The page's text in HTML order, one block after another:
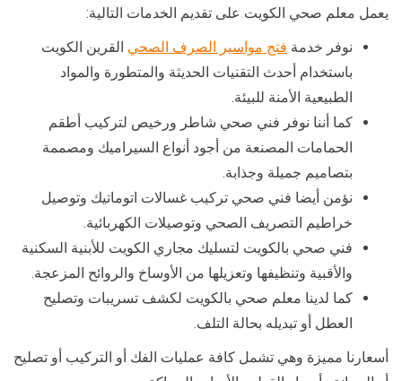
يعمل معلم صحي الكويت على تقديم الخدمات التالية:
نوفر خدمة فتح مواسير الصرف الصحي القرين الكويت
باستخدام أحدث التقنيات الحديثة والمتطورة والمواد
الطبيعية الأمنة للبيئة.
كما أننا نوفر فني صحي شاطر ورخيص لتركيب أطقم
الحمامات المصنعة من أجود أنواع السيراميك ومصممة
بتصاميم جميلة وجذابة.
نؤمن أيضا فني صحي تركيب غسالات اتوماتيك وتوصيل
خراطيم التصريف الصحي وتوصيلات الكهربائية.
فني صحي بالكويت لتسليك مجاري الكويت للأبنية السكنية
والأقبية وتنظيفها وتعزيلها من الأوساخ والروائح المزعجة.
كما لدينا معلم صحي بالكويت لكشف تسريبات وتصليح
العطل أو تبديله بحالة التلف.
أسعارنا مميزة وهي تشمل كافة عمليات الفك أو التركيب أو تصليح